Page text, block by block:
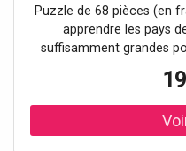
Puzzle de 68 pièces (en
apprendre les pays
suffisamment grandes
que les pièces sont
Cette présentation
leurs aptitudes
perception,...).